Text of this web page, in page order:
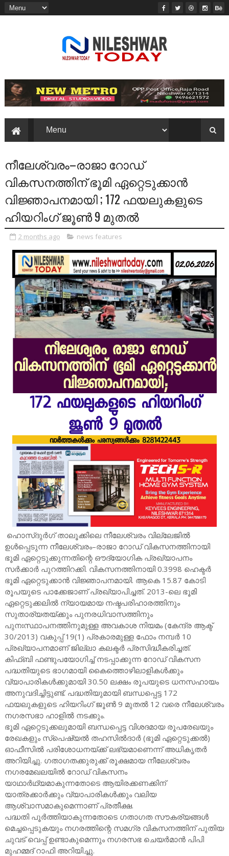
നീലേശ്വരം–രാജാ റോഡ്
വികസനത്തിന് ഭൂമി ഏറ്റെടുക്കാൻ
വിജ്ഞാപനമായി ; 172 ഫയലുകളുടെ
ഹിയറിംഗ് ജൂൺ 9 മുതൽ
2 months ago news features
ഹൊസ്ദുർഗ് താലൂക്കിലെ നീലേശ്വരം വില്ലേജിൽ
ഉൾപ്പെടുന്ന നീലേശ്വരം–രാജാ റോഡ് വികസനത്തിനായി
ഭൂമി ഏറ്റെടുക്കുന്നതിന്റെ ഔദ്യോഗിക പ്രഖ്യാപനം
സർക്കാർ പുറത്തിറക്കി. വികസനത്തിനായി 0.3998 ഹെക്ടർ
ഭൂമി ഏറ്റെടുക്കാൻ വിജ്ഞാപനമായി. ആകെ 15.87 കോടി
രൂപയുടെ പാക്കേജാണ് പ്രഖ്യാപിച്ചത്. 2013-ലെ ഭൂമി
ഏറ്റെടുക്കലിൽ ന്യായമായ നഷ്ടപരിഹാരത്തിനും
സുതാര്യതയ്ക്കും പുനരധിവാസത്തിനും
പുനഃസ്ഥാപനത്തിനുമുള്ള അവകാശ നിയമം (കേന്ദ്ര ആക്ട്
30/2013) വകുപ്പ് 19(1) പ്രകാരമുള്ള ഫോം നമ്പർ 10
പ്രഖ്യാപനമാണ് ജില്ലാ കലക്ടർ പ്രസിദ്ധീകരിച്ചത്.
കിഫ്ബി ഫണ്ടുപയോഗിച്ച് നടപ്പാക്കുന്ന റോഡ് വികസന
പദ്ധതിയുടെ ഭാഗമായി കൈത്തൊഴിലാളികൾക്കും
വ്യാപാരികൾക്കുമായി 30.50 ലക്ഷം രൂപയുടെ ധനസഹായം
അനുവദിച്ചിട്ടുണ്ട്. പദ്ധതിയുമായി ബന്ധപ്പെട്ട 172
ഫയലുകളുടെ ഹിയറിംഗ് ജൂൺ 9 മുതൽ 12 വരെ നീലേശ്വരം
നഗരസഭാ ഹാളിൽ നടക്കും.
ഭൂമി ഏറ്റെടുക്കലുമായി ബന്ധപ്പെട്ട വിശദമായ രൂപരേഖയും
രേഖകളും സ്പെഷ്യൽ തഹസിൽദാർ (ഭൂമി ഏറ്റെടുക്കൽ)
ഓഫീസിൽ പരിശോധനയ്ക്ക് ലഭ്യമാണെന്ന് അധികൃതർ
അറിയിച്ചു. ഗതാഗതക്കുരുക്ക് രൂക്ഷമായ നീലേശ്വരം
നഗരമേഖലയിൽ റോഡ് വികസനം
യാഥാർഥ്യമാകുന്നതോടെ ആയിരക്കണക്കിന്
യാത്രക്കാർക്കും വ്യാപാരികൾക്കും വലിയ
ആശ്വാസമാകുമെന്നാണ് പ്രതീക്ഷ.
പദ്ധതി പൂർത്തിയാകുന്നതോടെ ഗതാഗത സൗകര്യങ്ങൾ
മെച്ചപ്പെടുകയും നഗരത്തിന്റെ സമഗ്ര വികസനത്തിന് പുതിയ
ചുവട് വെപ്പ് ഉണ്ടാകുമെന്നും നഗരസഭ ചെയർമാൻ പിപി
മുഹമ്മദ് റാഫി അറിയിച്ചു.